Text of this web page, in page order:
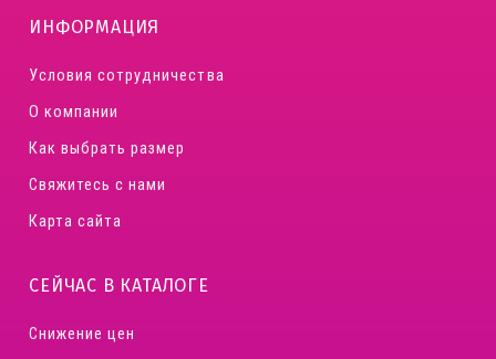
ИНФОРМАЦИЯ
Условия сотрудничества
О компании
Как выбрать размер
Свяжитесь с нами
Карта сайта
СЕЙЧАС В КАТАЛОГЕ
Снижение цен